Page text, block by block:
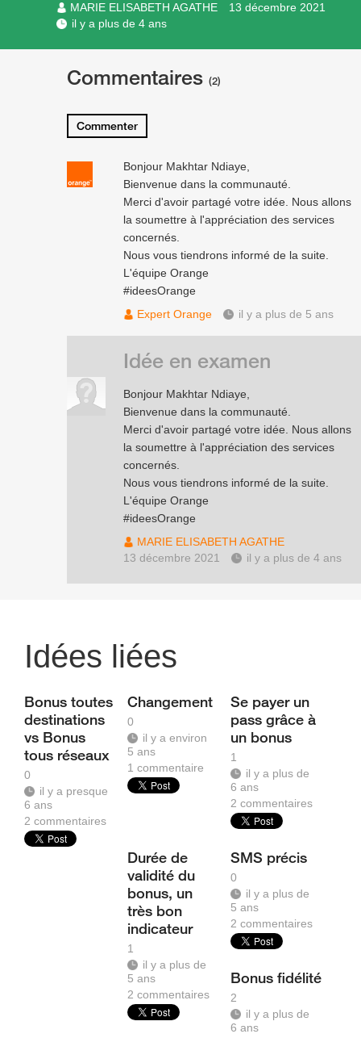
MARIE ELISABETH AGATHE
13 décembre 2021
il y a plus de 4 ans
Commentaires (2)
Commenter
Bonjour Makhtar Ndiaye,
Bienvenue dans la communauté.
Merci d'avoir partagé votre idée. Nous allons
la soumettre à l'appréciation des services
concernés.
Nous vous tiendrons informé de la suite.
L'équipe Orange
#ideesOrange
Expert Orange
il y a plus de 5 ans
Bonjour Makhtar Ndiaye,
Bienvenue dans la communauté.
Merci d'avoir partagé votre idée. Nous allons
la soumettre à l'appréciation des services
concernés.
Nous vous tiendrons informé de la suite.
L'équipe Orange
#ideesOrange
MARIE ELISABETH AGATHE
13 décembre 2021
il y a plus de 4 ans
Idée en examen
Idées liées
Bonus toutes
destinations
vs Bonus
tous réseaux
0
il y a presque
6 ans
2 commentaires
Changement
0
il y a environ
5 ans
1commentaire
Se payer un
pass grâce à
un bonus
1
il y a plus de
6 ans
2commentaires
Durée de
validité du
bonus, un
très bon
indicateur
1
il y a plus de
5 ans
2commentaires
SMS précis
0
il y a plus de
5 ans
2commentaires
Bonus fidélité
2
il y a plus de
6 ans